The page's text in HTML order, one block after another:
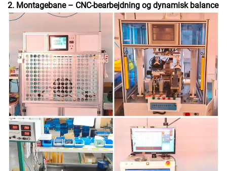
2. Montagebane – CNC-bearbejdning og dynamisk balance